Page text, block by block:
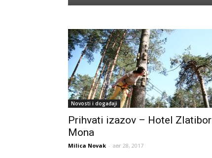
Novosti i događaji
Prihvati izazov – Hotel Zlatibor
Mona
Milica Novak - авг 28, 2017